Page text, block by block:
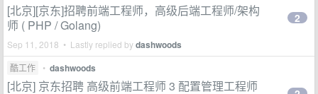
[北京][京东]招聘前端工程师，高级后端工程师/架构
师 ( PHP / Golang)
Sep 11, 2018 • Lastly replied bydashwoods
2
酷工作 • dashwoods
[北京] 京东招聘 高级前端工程师 3 配置管理工程师